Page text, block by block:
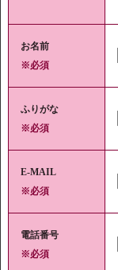
お名前
※必須
ふりがな
※必須
E-MAIL
※必須
電話番号
※必須